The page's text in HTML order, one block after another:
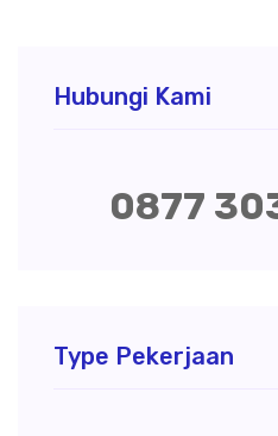
Hubungi Kami
0877
Type Pekerjaan